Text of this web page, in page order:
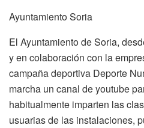
Ayuntamiento Soria
El Ayuntamiento de Soria,
y en colaboración con la
campaña deportiva Deporte
marcha un canal de youtube
habitualmente imparten las
usuarias de las instalaciones,